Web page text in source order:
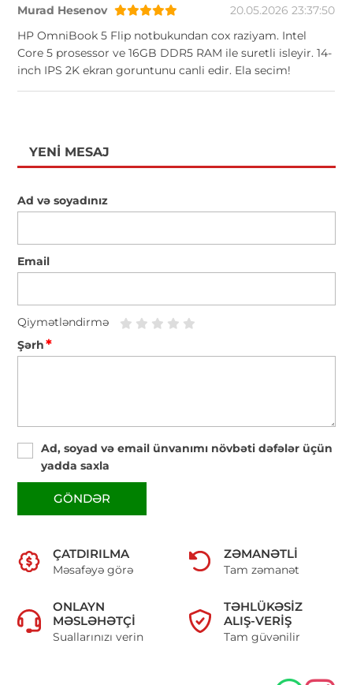
Murad Hesenov
20.05.2026 23:37:50
HP OmniBook 5 Flip notbukundan cox raziyam. Intel
Core 5 prosessor ve 16GB DDR5 RAM ile suretli isleyir. 14-
inch IPS 2K ekran goruntunu canli edir. Ela secim!
YENI MESAJ
Ad və soyadınız
Email
Qiymətləndirmə
Şərh*
Ad, soyad və email ünvanımı növbəti dəfələr üçün
yadda saxla
GÖNDƏR
ÇATDIRILMA
Məsafəyə görə
ZƏMANƏTLI
Tam zəmanət
ONLAYN
MƏSLƏHƏTÇI
Suallarınızı verin
TƏHLÜKƏSIZ
ALIŞ-VERIŞ
Tam güvənilir